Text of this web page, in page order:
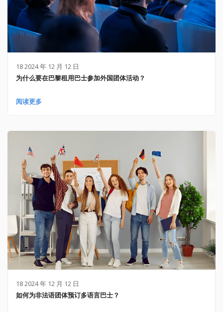
18 2024 年 12 月 12 日
为什么要在巴黎租用巴士参加外国团体活动？
阅读更多
18 2024 年 12 月 12 日
如何为非法语团体预订多语言巴士？